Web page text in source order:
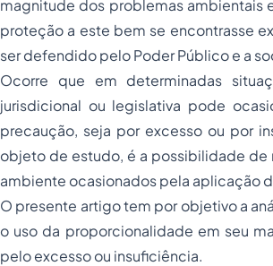
magnitude dos problemas ambientais
proteção a este bem se encontrasse
ser defendido pelo Poder Público e a
Ocorre que em determinadas
jurisdicional ou legislativa pode
precaução, seja por excesso ou por
objeto de estudo, é a possibilidade de
ambiente ocasionados pela aplicação
O presente artigo tem por objetivo a
o uso da proporcionalidade em seu
pelo excesso ou insuficiência.